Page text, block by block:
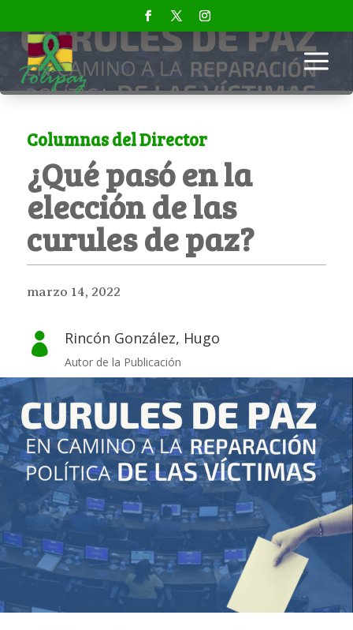
a
Columnas del Director
¿Qué pasó en la
elección de las
curules de paz?
marzo 14, 2022
 Rincón González, Hugo
Autor de la Publicación